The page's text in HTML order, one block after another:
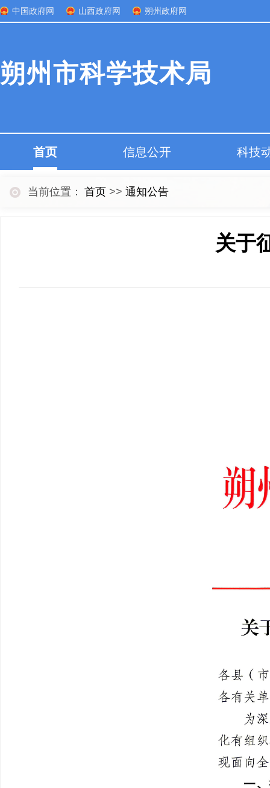
中国政府网 山西政府网 朔州政府网
朔州市科学技术局
首页 信息公开 科技
当前位置： 首页 >> 通知公告
关于